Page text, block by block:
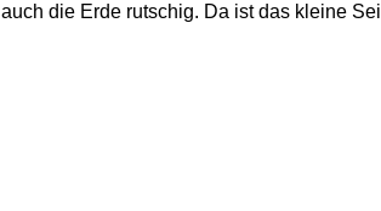
die Erde rutschig. Da ist das kleine